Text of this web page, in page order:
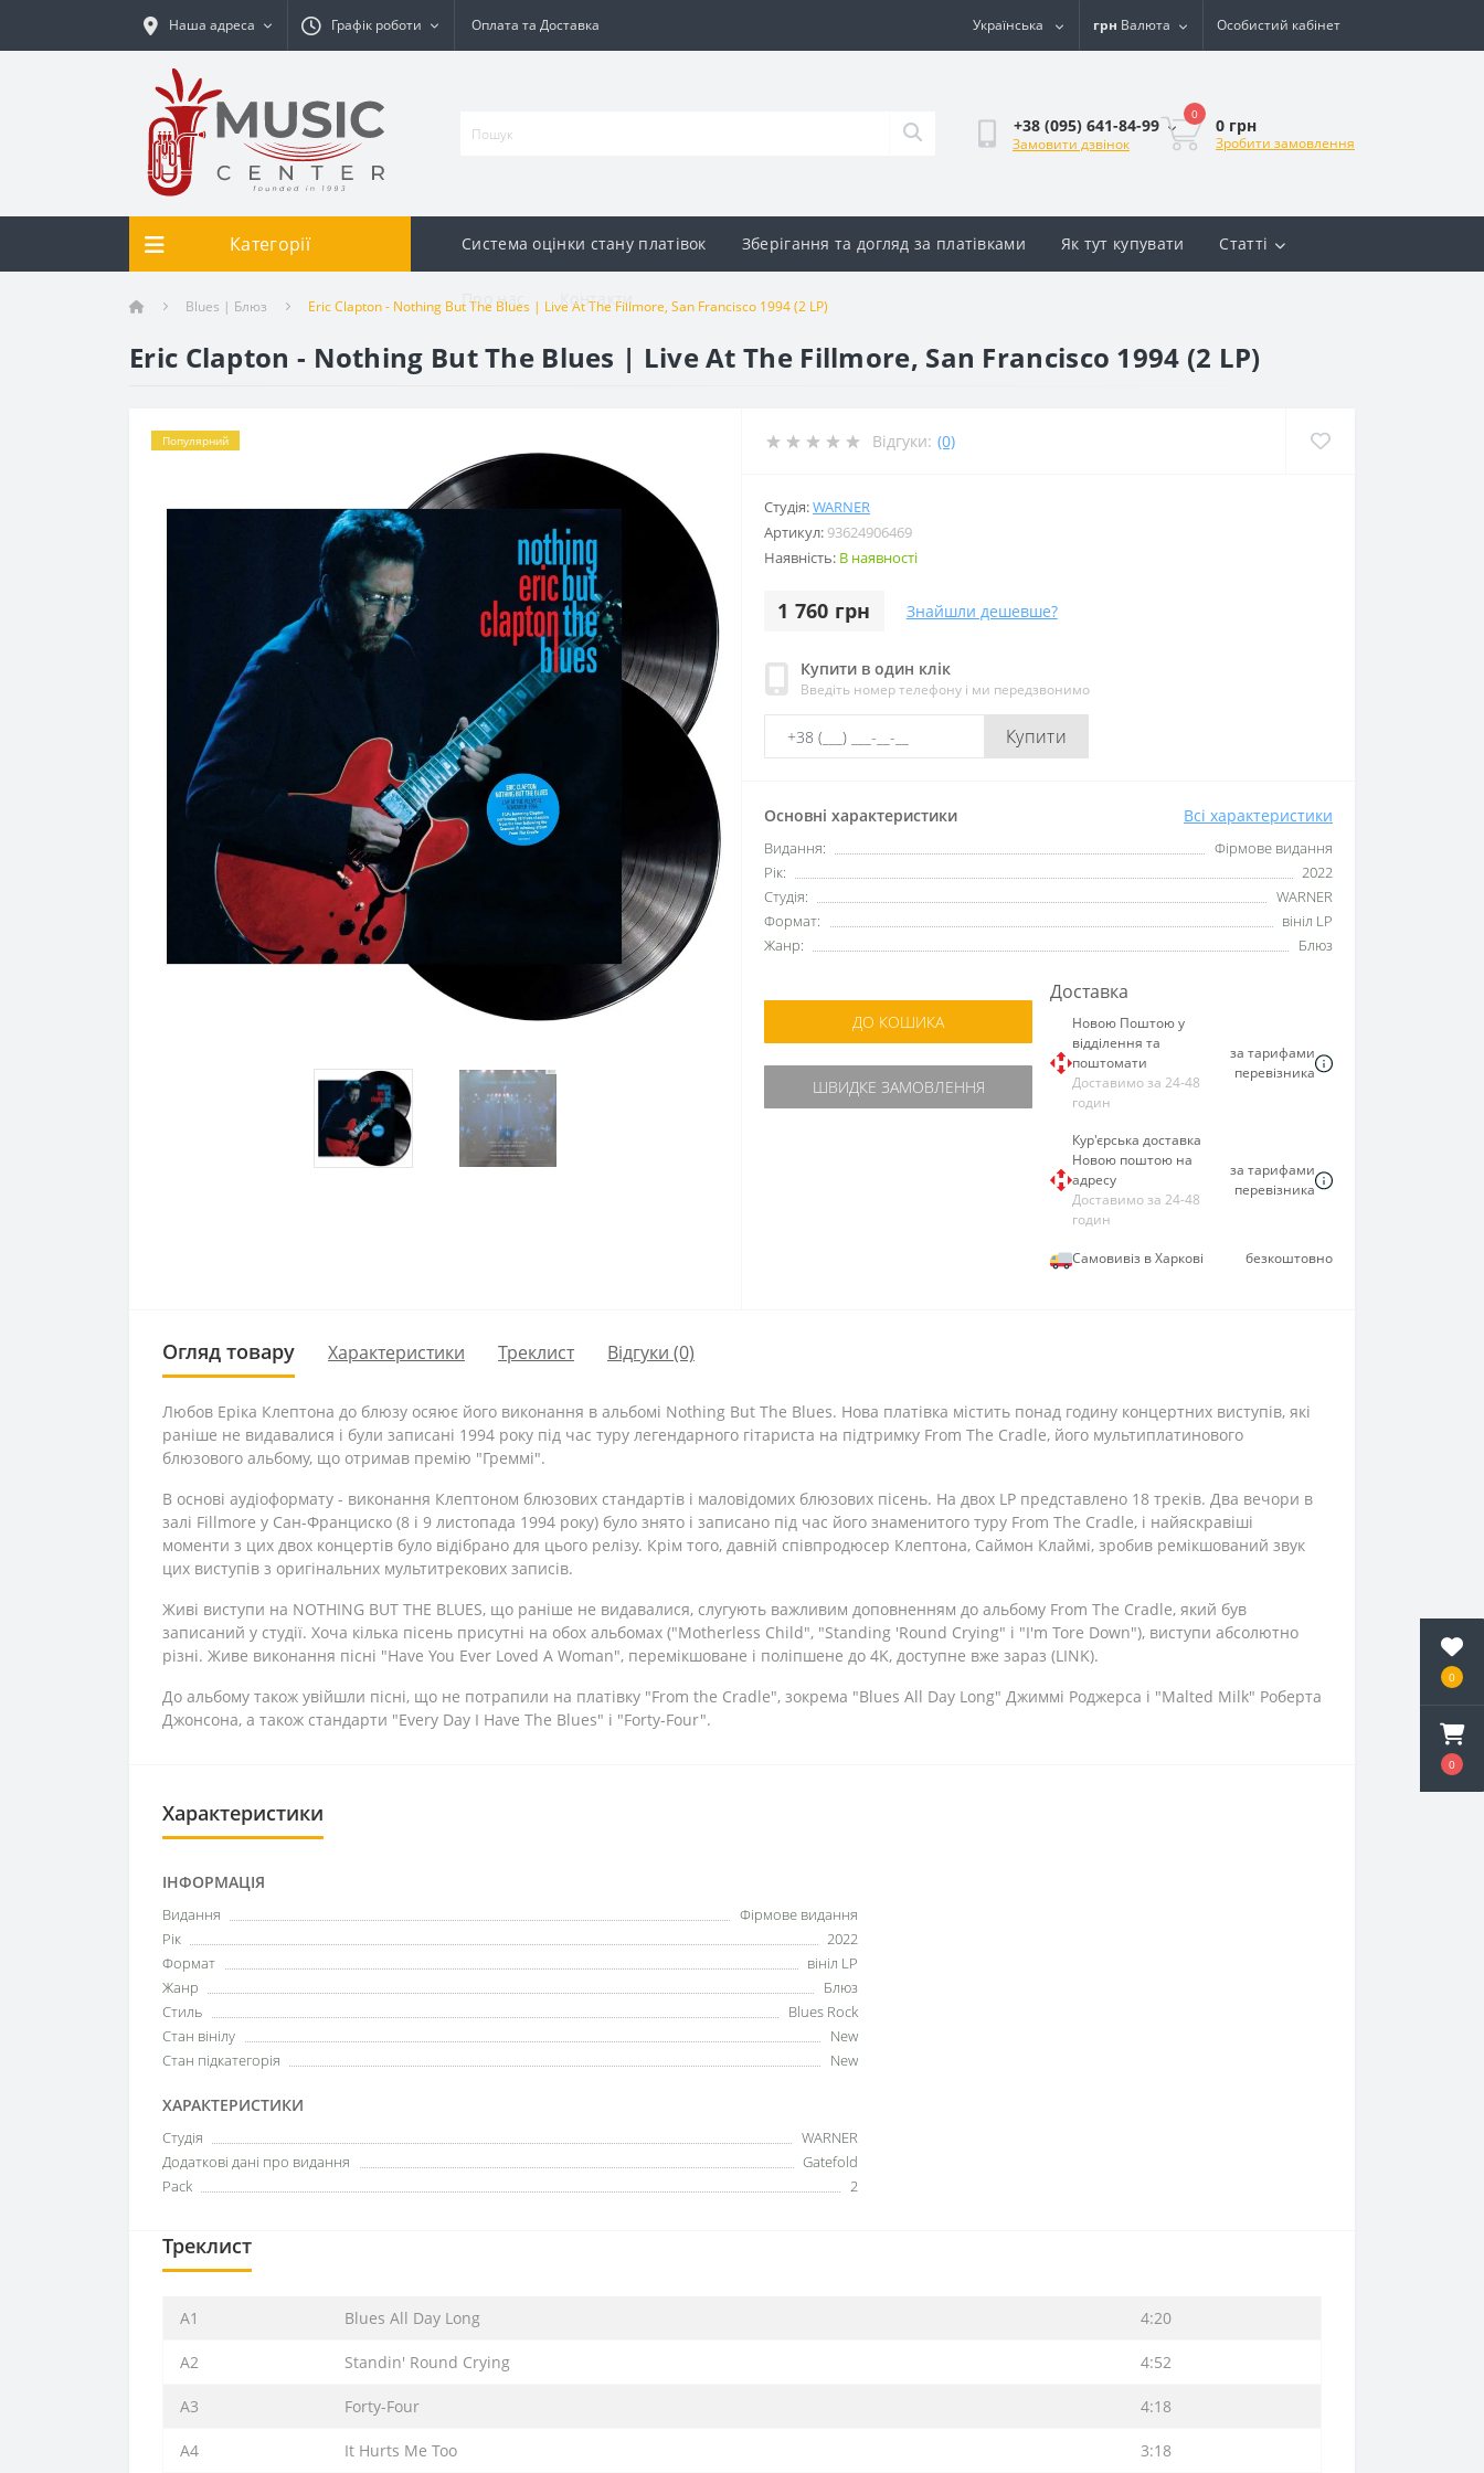
0
0
Наша адреса Графік роботи Оплата та Доставка Українська грн Валюта Особистий кабінет
+38 (095) 641-84-99
Замовити дзвінок
0
0 грн
Зробити замовлення
Категорії Система оцінки стану платівок Зберігання та догляд за платівками Як тут купувати Статті
Про нас Контакти
Blues | Блюз Eric Clapton - Nothing But The Blues | Live At The Fillmore, San Francisco 1994 (2 LP)
Eric Clapton - Nothing But The Blues | Live At The Fillmore, San Francisco 1994 (2 LP)
Популярний Відгуки: (0)
Студія:WARNER
Артикул: 93624906469
Наявність: В наявності
1 760 грн Знайшли дешевше?
Купити в один клік
Введіть номер телефону і ми передзвонимо
Купити
Основні характеристики Всі характеристики
Видання:
Фірмове видання
Рік:
2022
Студія:
WARNER
Формат:
вініл LP
Жанр:
Блюз
ДО КОШИКА
ШВИДКЕ ЗАМОВЛЕННЯ
Доставка
Новою Поштою у
відділення та
поштомати
Доставимо за 24-48
годин
за тарифами
перевізника
Кур'єрська доставка
Новою поштою на
адресу
Доставимо за 24-48
годин
за тарифами
перевізника
Самовивіз в Харкові безкоштовно
Огляд товару Характеристики Треклист Відгуки (0)
Любов Еріка Клептона до блюзу осяює його виконання в альбомі Nothing But The Blues. Нова платівка містить понад годину концертних виступів, які
раніше не видавалися і були записані 1994 року під час туру легендарного гітариста на підтримку From The Cradle, його мультиплатинового
блюзового альбому, що отримав премію "Греммі".
В основі аудіоформату - виконання Клептоном блюзових стандартів і маловідомих блюзових пісень. На двох LP представлено 18 треків. Два вечори в
залі Fillmore у Сан-Франциско (8 і 9 листопада 1994 року) було знято і записано під час його знаменитого туру From The Cradle, і найяскравіші
моменти з цих двох концертів було відібрано для цього релізу. Крім того, давній співпродюсер Клептона, Саймон Клаймі, зробив ремікшований звук
цих виступів з оригінальних мультитрекових записів.
Живі виступи на NOTHING BUT THE BLUES, що раніше не видавалися, слугують важливим доповненням до альбому From The Cradle, який був
записаний у студії. Хоча кілька пісень присутні на обох альбомах ("Motherless Child", "Standing 'Round Crying" і "I'm Tore Down"), виступи абсолютно
різні. Живе виконання пісні "Have You Ever Loved A Woman", перемікшоване і поліпшене до 4K, доступне вже зараз (LINK).
До альбому також увійшли пісні, що не потрапили на платівку "From the Cradle", зокрема "Blues All Day Long" Джиммі Роджерса і "Malted Milk" Роберта
Джонсона, а також стандарти "Every Day I Have The Blues" і "Forty-Four".
Характеристики
ІНФОРМАЦІЯ
Видання
Фірмове видання
Рік
2022
Формат
вініл LP
Жанр
Блюз
Стиль
Blues Rock
Стан вінілу
New
Стан підкатегорія
New
ХАРАКТЕРИСТИКИ
Студія
WARNER
Додаткові дані про видання
Gatefold
Pack
2
Треклист
A1 Blues All Day Long 4:20
A2 Standin' Round Crying 4:52
A3 Forty-Four 4:18
A4 It Hurts Me Too 3:18